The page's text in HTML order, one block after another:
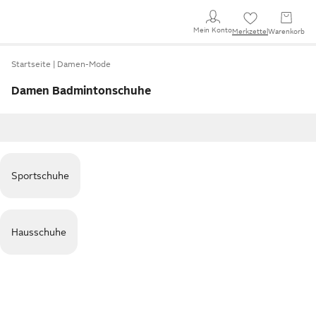
Mein KontoMerkzettel Warenkorb
Startseite Damen-Mode
Damen Badmintonschuhe
Sportschuhe
Hausschuhe